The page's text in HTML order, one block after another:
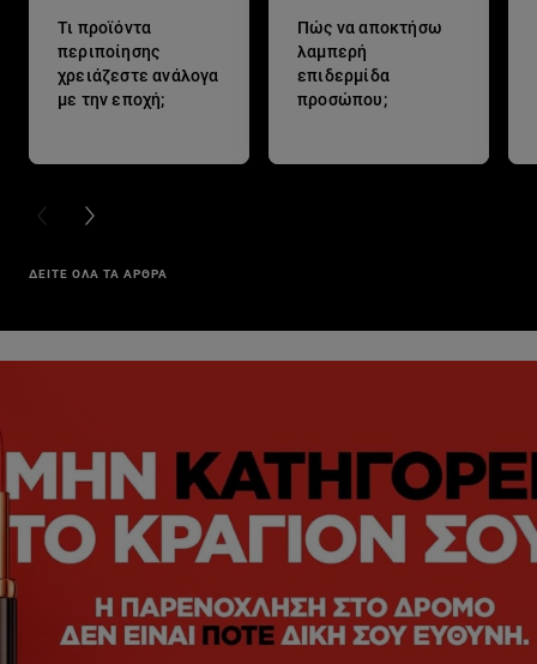
Τι προϊόντα
περιποίησης
χρειάζεστε ανάλογα
με την εποχή;
Πώς να αποκτήσω
λαμπερή
επιδερμίδα
προσώπου;
PREVIOUS CARD
NEXT CARD
ΔΕΙΤΕ ΟΛΑ ΤΑ ΑΡΘΡΑ